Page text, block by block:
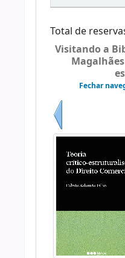
Total de
Visitando a
Fechar
Anterior